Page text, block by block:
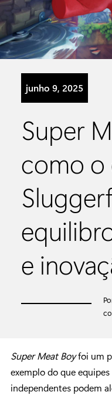
junho 9, 2025
Super
como o
e
Super Meat Boyfoi um
exemplo do que
independentes podem